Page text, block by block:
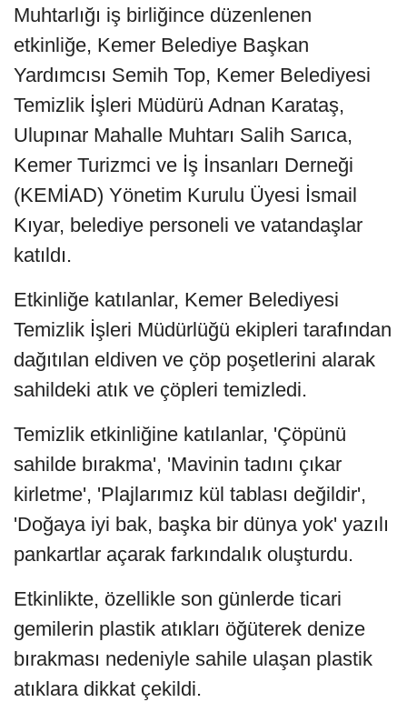
Muhtarlığı iş birliğince düzenlenen
etkinliğe, Kemer Belediye Başkan
Yardımcısı Semih Top, Kemer Belediyesi
Temizlik İşleri Müdürü Adnan Karataş,
Ulupınar Mahalle Muhtarı Salih Sarıca,
Kemer Turizmci ve İş İnsanları Derneği
(KEMİAD) Yönetim Kurulu Üyesi İsmail
Kıyar, belediye personeli ve vatandaşlar
katıldı.
Etkinliğe katılanlar, Kemer Belediyesi
Temizlik İşleri Müdürlüğü ekipleri tarafından
dağıtılan eldiven ve çöp poşetlerini alarak
sahildeki atık ve çöpleri temizledi.
Temizlik etkinliğine katılanlar, 'Çöpünü
sahilde bırakma', 'Mavinin tadını çıkar
kirletme', 'Plajlarımız kül tablası değildir',
'Doğaya iyi bak, başka bir dünya yok' yazılı
pankartlar açarak farkındalık oluşturdu.
Etkinlikte, özellikle son günlerde ticari
gemilerin plastik atıkları öğüterek denize
bırakması nedeniyle sahile ulaşan plastik
atıklara dikkat çekildi.